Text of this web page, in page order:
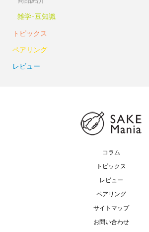
雑学･豆知識
トピックス
ペアリング
レビュー
コラム
トピックス
レビュー
ペアリング
サイトマップ
お問い合わせ